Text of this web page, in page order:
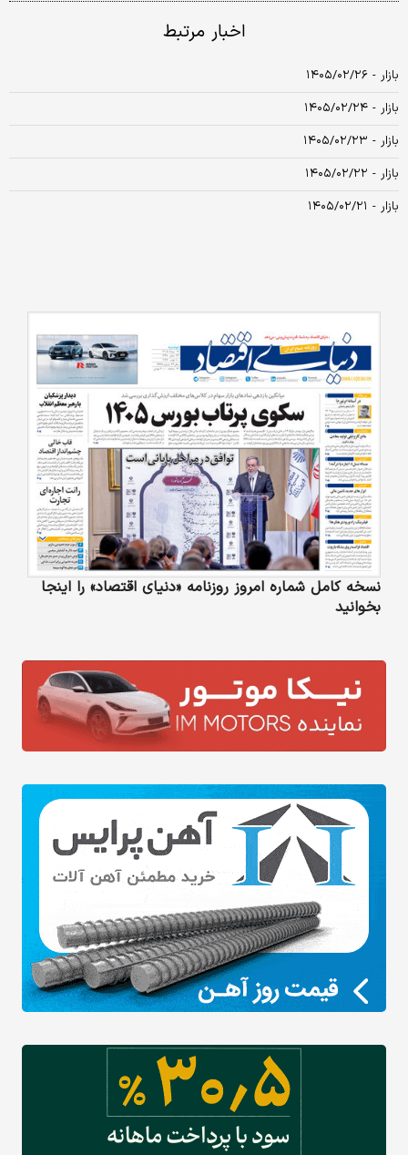
اخبار مرتبط
بازار - ۱۴۰۵/۰۲/۲۶
بازار - ۱۴۰۵/۰۲/۲۴
بازار - ۱۴۰۵/۰۲/۲۳
بازار - ۱۴۰۵/۰۲/۲۲
بازار - ۱۴۰۵/۰۲/۲۱
نسخه کامل شماره امروز روزنامه «دنیای‌ اقتصاد» را اینجا
بخوانید